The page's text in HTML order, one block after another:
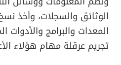
الوثائق والسجلات، وأخذ
المعدات والبرامج والأدوات
تجريم عرقلة مهام هؤلاء